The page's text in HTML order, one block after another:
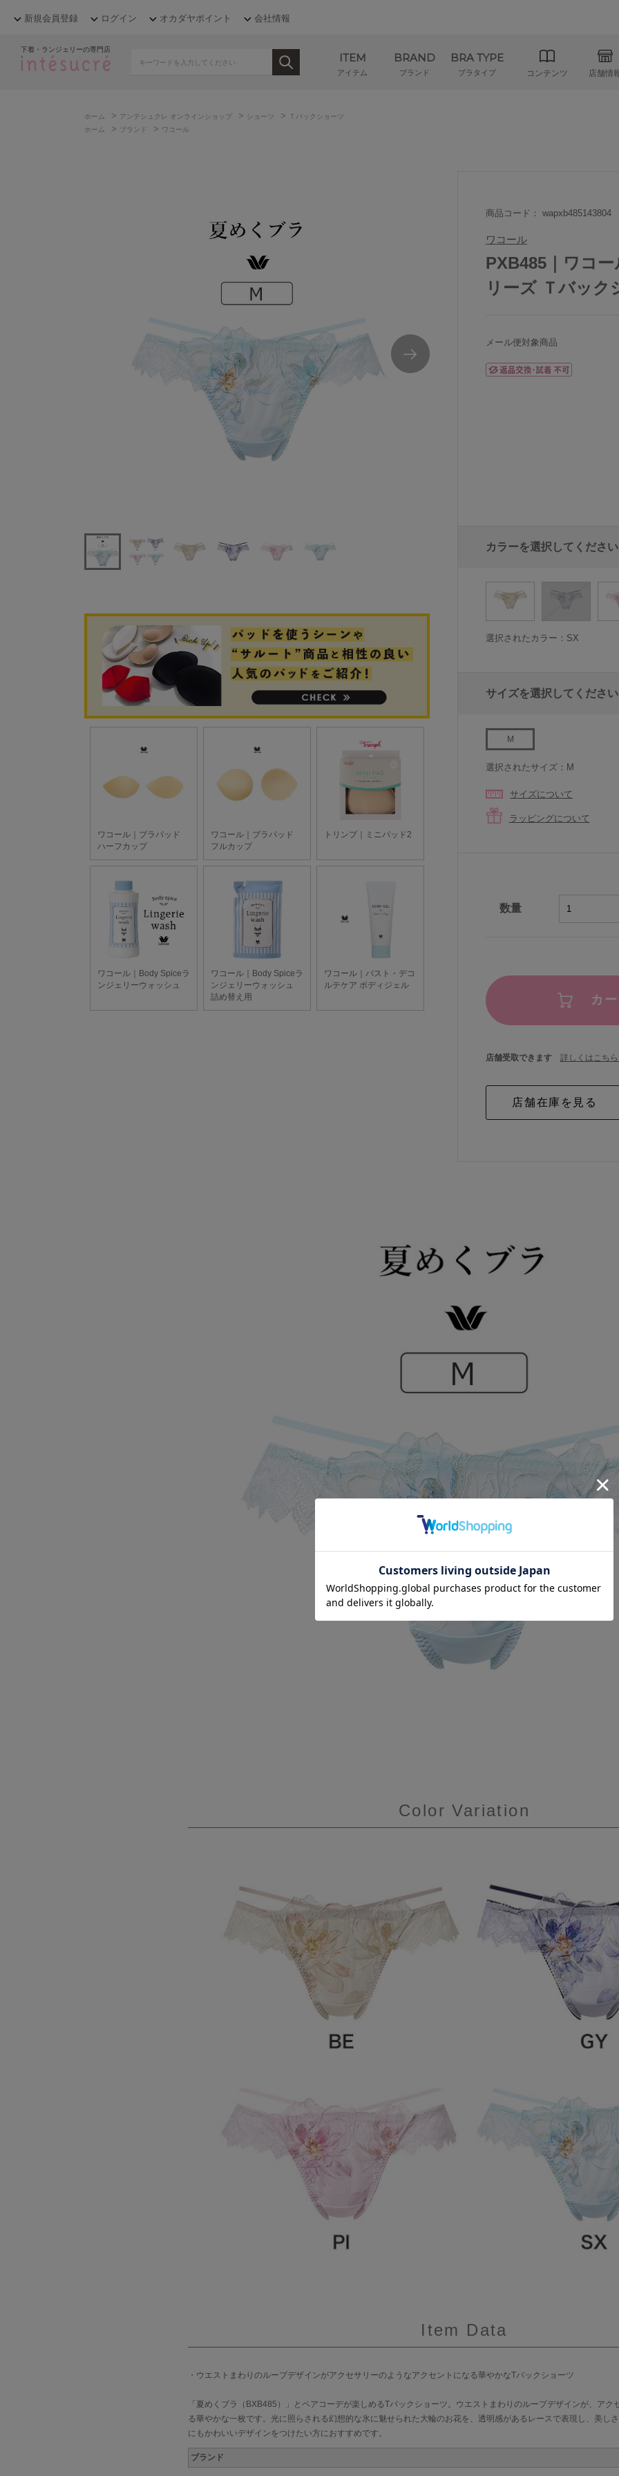
新規会員登録 ログイン オカダヤポイント 会社情報
下着・ランジェリーの専門店
ITEM
アイテム
BRAND
ブランド
BRA TYPE
ブラタイプ コンテンツ 店舗情
ホーム > アンテシュクレ オンラインショップ > ショーツ >
Ｔバックショーツ
ホーム
> ブランド > ワコール
商品コード： wapxb485143804
ワコール
PXB485｜ワコ
リーズ Ｔバック
メール便対象商品
カラーを選択してください
選択されたカラー：SX
サイズを選択してください
M
選択されたサイズ：M
サイズについて
ラッピングについて
数量
カ
店舗受取できます 詳しくはこち
Color Variation
Item Data
・ウエストまわりのループデザインがアクセサリーのようなアクセントになる華やかなTバックショーツ
「夏めくブラ（BXB485）」とペアコーデが楽しめるTバックショーツ。ウエストまわりのループデザインが、アク
る華やかな一枚です。光に照らされる幻想的な氷に魅せられた大輪のお花を、透明感があるレースで表現し、美し
にもかわいいデザインをつけたい方におすすめです。
ブランド